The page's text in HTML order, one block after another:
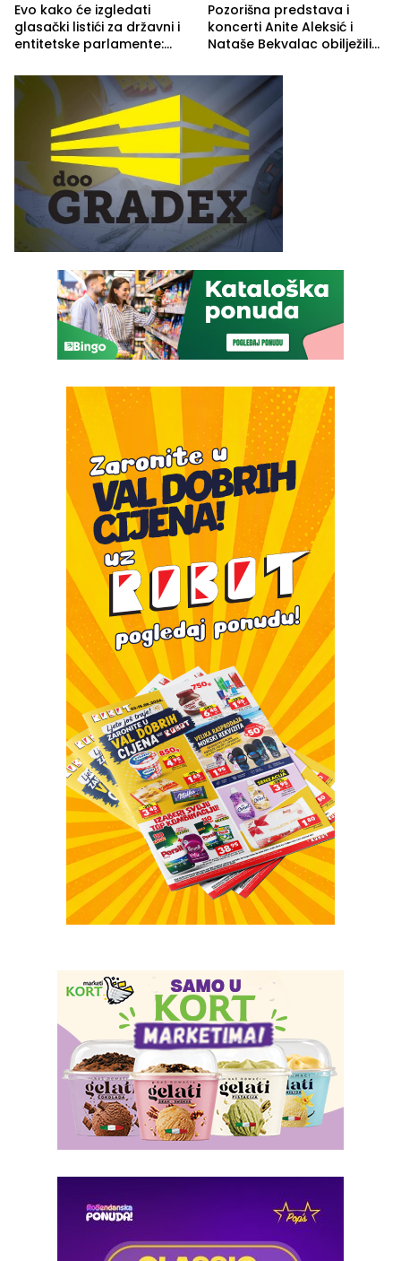
Evo kako će izgledati
glasački listići za državni i
entitetske parlamente:
vidljive na njima
Pozorišna predstava i
koncerti Anite Aleksić i
Nataše Bekvalac obilježili
ljeta (FOTO)